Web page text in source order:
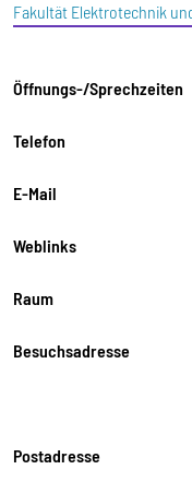
Fakultät Elektrotechnik
Öffnungs-/Sprechzeiten
Telefon
E-Mail
Weblinks
Raum
Besuchsadresse
Postadresse